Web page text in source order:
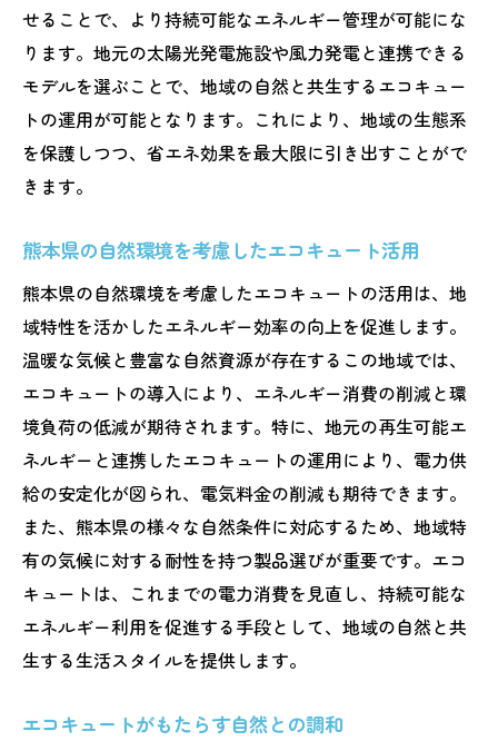
せることで、より持続可能なエネルギー管理が可能にな
ります。地元の太陽光発電施設や風力発電と連携できる
モデルを選ぶことで、地域の自然と共生するエコキュー
トの運用が可能となります。これにより、地域の生態系
を保護しつつ、省エネ効果を最大限に引き出すことがで
きます。
熊本県の自然環境を考慮したエコキュート活用
熊本県の自然環境を考慮したエコキュートの活用は、地
域特性を活かしたエネルギー効率の向上を促進します。
温暖な気候と豊富な自然資源が存在するこの地域では、
エコキュートの導入により、エネルギー消費の削減と環
境負荷の低減が期待されます。特に、地元の再生可能エ
ネルギーと連携したエコキュートの運用により、電力供
給の安定化が図られ、電気料金の削減も期待できます。
また、熊本県の様々な自然条件に対応するため、地域特
有の気候に対する耐性を持つ製品選びが重要です。エコ
キュートは、これまでの電力消費を見直し、持続可能な
エネルギー利用を促進する手段として、地域の自然と共
生する生活スタイルを提供します。
エコキュートがもたらす自然との調和